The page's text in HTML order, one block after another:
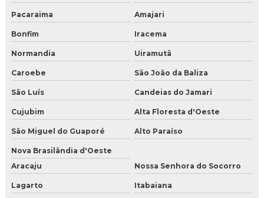
Pacaraima Amajari
Bonfim Iracema
Normandia Uiramutã
Caroebe São João da Baliza
São Luís Candeias do Jamari
Cujubim Alta Floresta d'Oeste
São Miguel do Guaporé Alto Paraíso
Nova Brasilândia d'Oeste
Aracaju
Nossa Senhora do Socorro
Lagarto Itabaiana